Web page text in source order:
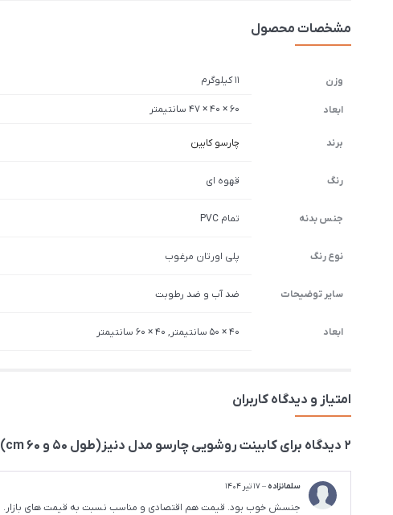
مشخصات محصول
وزن 11 کیلوگرم
ابعاد 60 × 40 × 47 سانتیمتر
برند چارسو کابین
رنگ قهوه ای
جنس بدنه تمام PVC
نوع رنگ پلی اورتان مرغوب
سایر توضیحات ضد آب و ضد رطوبت
ابعاد 40 × 50 سانتیمتر, 40 × 60 سانتیمتر
امتیاز و دیدگاه کاربران
2 دیدگاه برای کابینت روشویی چارسو مدل دنیز(طول ۵۰ و ۶۰ cm)
سلمانزاده–17 تیر 1404
جنسش خوب بود. قیمت هم اقتصادی و مناسب نسبت به قیمت های بازار.